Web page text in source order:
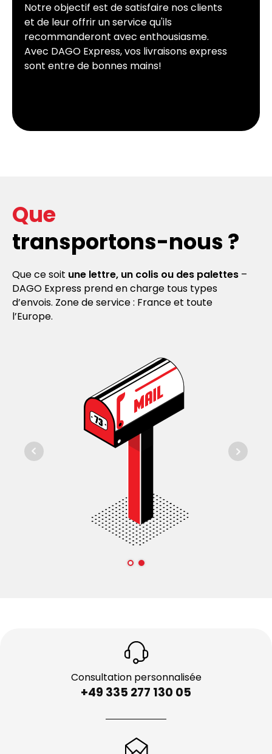
Notre objectif est de satisfaire nos clients
et de leur offrir un service qu'ils
recommanderont avec enthousiasme.
Avec DAGO Express, vos livraisons express
sont entre de bonnes mains!
Que
transportons-nous ?
Que ce soit une lettre, un colis ou des palettes –
DAGO Express prend en charge tous types
d’envois. Zone de service : France et toute
l’Europe.
Consultation personnalisée
+49 335 277 130 05